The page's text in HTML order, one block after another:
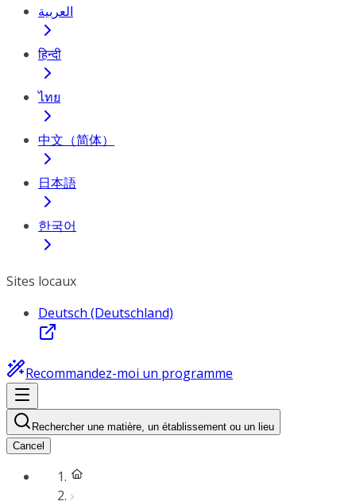
العربية
हिन्दी
ไทย
中文（简体）
日本語
한국어
Sites locaux
Deutsch (Deutschland)
Recommandez-moi un programme
Rechercher une matière, un établissement ou un lieu
Cancel